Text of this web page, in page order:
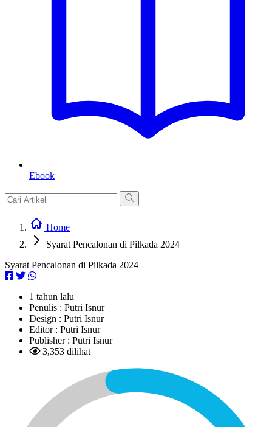
Ebook
Home
Syarat Pencalonan di Pilkada 2024
Syarat Pencalonan di Pilkada 2024
1 tahun lalu
Penulis : Putri Isnur
Design : Putri Isnur
Editor : Putri Isnur
Publisher : Putri Isnur
3,353 dilihat